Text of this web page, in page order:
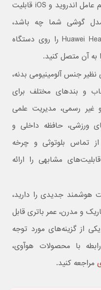
هوآوی واچ فیت 3 به هر دو سیستم عامل اندروید و iOS قابلیت
مدل گوشی شما چه باشد،
کافیست اپلیکیشن AI Life یا Huawei Health را روی دستگاه
آن متصل کنید.
جنس آلومینیومی بدنه،
و بندهای مختلف برای
غیر رسمی، مدیریت علمی
ورزشی، حافظه داخلی و
تماس بلوتوثی و چرخه
مشابهی را ارائه
هوشمند جدیدی را دارید،
فوق باریک و مدرن، عمر باتری قابل
از گزینه‌های مورد توجه
با محصولات هوآوی،
مراجعه کنید.